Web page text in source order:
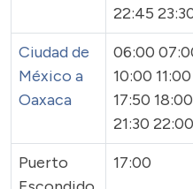
22:45
Ciudad de
México a
Oaxaca
06:00
10:00
17:50
21:30
Puerto
17:00